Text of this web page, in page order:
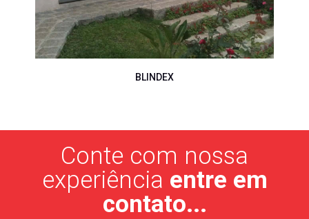
BLINDEX
Conte com nossa
experiência entre em
contato...